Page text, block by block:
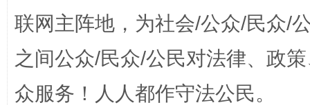
完善运行机制助力责任有效落实 一纸欠
联网主阵地，为社会/公众/民众/
之间公众/民众/公民对法律、政
众服务！人人都作守法公民。